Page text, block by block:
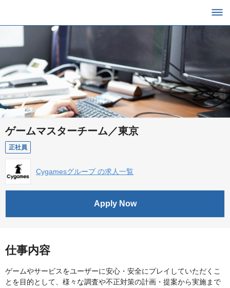
ゲームマスターチーム／東京
正社員
Cygamesグループ の求人一覧
Apply Now
仕事内容
ゲームやサービスをユーザーに安心・安全にプレイしていただくこ
とを目的として、様々な調査や不正対策の計画・提案から実施まで